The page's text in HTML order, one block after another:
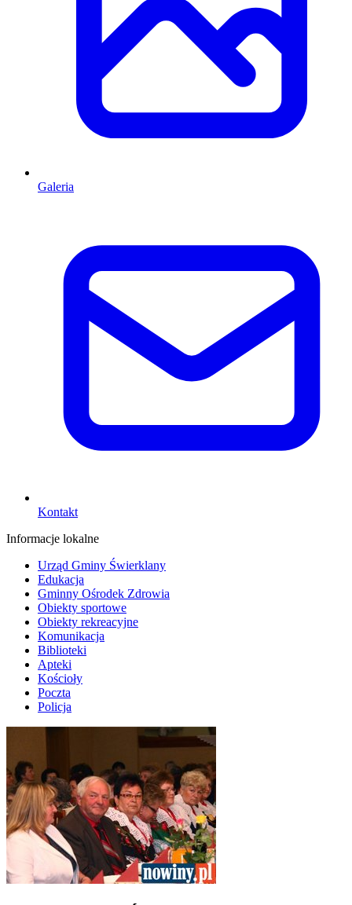
Galeria
Kontakt
Informacje lokalne
Urząd Gminy Świerklany
Edukacja
Gminny Ośrodek Zdrowia
Obiekty sportowe
Obiekty rekreacyjne
Komunikacja
Biblioteki
Apteki
Kościoły
Poczta
Policja